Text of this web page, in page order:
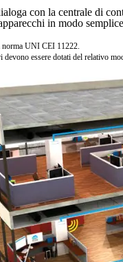
con la centrale di
in modo
UNI CEI 11222.
essere dotati del relativo